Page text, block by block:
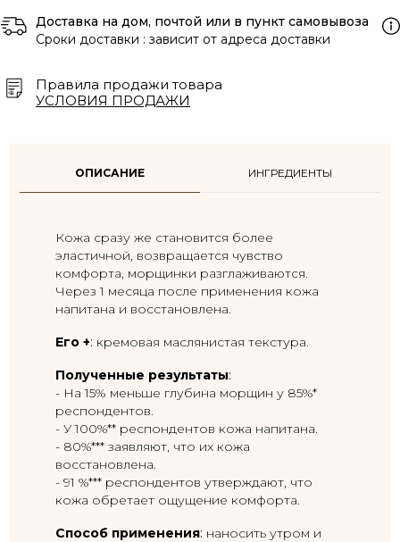
ОПИСАНИЕ ИНГРЕДИЕНТЫ
Кожа сразу же становится более
эластичной, возвращается чувство
комфорта, морщинки разглаживаются.
Через 1 месяца после применения кожа
напитана и восстановлена.
Его +: кремовая маслянистая текстура.
Полученные результаты:
- На 15% меньше глубина морщин у 85%*
респондентов.
- У 100%** респондентов кожа напитана.
- 80%*** заявляют, что их кожа
восстановлена.
- 91 %*** респондентов утверждают, что
кожа обретает ощущение комфорта.
Способ применения: наносить утром и
Доставка на дом, почтой или в пункт самовывоза
Сроки доставки : зависит от адреса доставки
Правила продажи товара
УСЛОВИЯ ПРОДАЖИ